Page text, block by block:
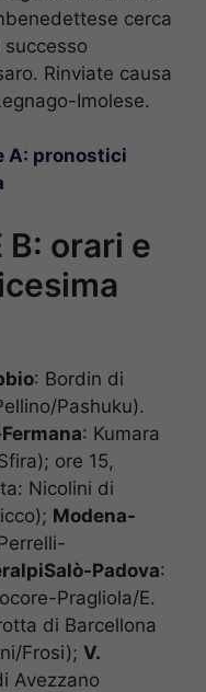
cerca
Rinviate causa
Imolese.
A: pronostici
B: orari e
: Bordin di
Pashuku).
: Kumara
ore 15,
Nicolini di
Modena-
Padova:
Pragliola/E.
di Barcellona
Frosi); V.
Avezzano